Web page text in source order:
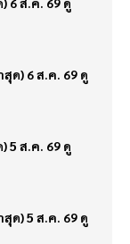
สุด) 6 ส.ค. 69 ดู
5 ส.ค. 69 ดู
สุด) 5 ส.ค. 69 ดู